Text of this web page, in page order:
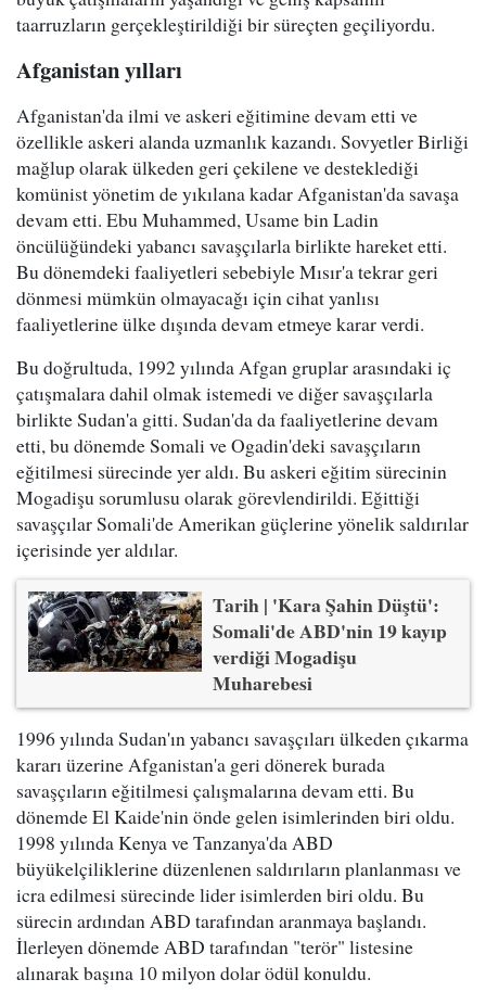
taarruzların gerçekleştirildiği bir süreçten geçiliyordu.
Afganistan yılları
Afganistan'da ilmi ve askeri eğitimine devam etti ve
özellikle askeri alanda uzmanlık kazandı. Sovyetler Birliği
mağlup olarak ülkeden geri çekilene ve desteklediği
komünist yönetim de yıkılana kadar Afganistan'da savaşa
devam etti. Ebu Muhammed, Usame bin Ladin
öncülüğündeki yabancı savaşçılarla birlikte hareket etti.
Bu dönemdeki faaliyetleri sebebiyle Mısır'a tekrar geri
dönmesi mümkün olmayacağı için cihat yanlısı
faaliyetlerine ülke dışında devam etmeye karar verdi.
Bu doğrultuda, 1992 yılında Afgan gruplar arasındaki iç
çatışmalara dahil olmak istemedi ve diğer savaşçılarla
birlikte Sudan'a gitti. Sudan'da da faaliyetlerine devam
etti, bu dönemde Somali ve Ogadin'deki savaşçıların
eğitilmesi sürecinde yer aldı. Bu askeri eğitim sürecinin
Mogadişu sorumlusu olarak görevlendirildi. Eğittiği
savaşçılar Somali'de Amerikan güçlerine yönelik saldırılar
içerisinde yer aldılar.
Tarih | 'Kara Şahin Düştü':
Somali'de ABD'nin 19 kayıp
verdiği Mogadişu
Muharebesi
1996 yılında Sudan'ın yabancı savaşçıları ülkeden çıkarma
kararı üzerine Afganistan'a geri dönerek burada
savaşçıların eğitilmesi çalışmalarına devam etti. Bu
dönemde El Kaide'nin önde gelen isimlerinden biri oldu.
1998 yılında Kenya ve Tanzanya'da ABD
büyükelçiliklerine düzenlenen saldırıların planlanması ve
icra edilmesi sürecinde lider isimlerden biri oldu. Bu
sürecin ardından ABD tarafından aranmaya başlandı.
İlerleyen dönemde ABD tarafından "terör" listesine
alınarak başına 10 milyon dolar ödül konuldu.